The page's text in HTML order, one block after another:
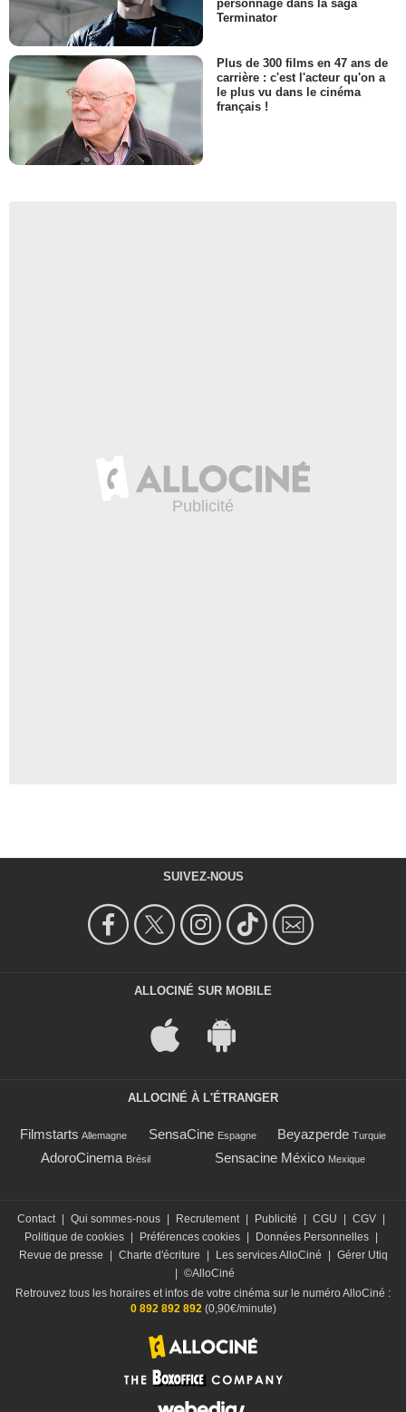
personnage dans la saga
Terminator
Plus de 300 films en 47 ans de
carrière : c'est l'acteur qu'on a
le plus vu dans le cinéma
français !
SUIVEZ-NOUS
ALLOCINÉ SUR MOBILE
ALLOCINÉ À L'ÉTRANGER
Filmstarts Allemagne SensaCine Espagne Beyazperde Turquie
AdoroCinema Brésil Sensacine México Mexique
Contact | Qui sommes-nous | Recrutement | Publicité | CGU | CGV |
Politique de cookies | Préférences cookies | Données Personnelles |
Revue de presse
| Charte d'écriture | Les services AlloCiné | Gérer Utiq
| ©AlloCiné
Retrouvez tous les horaires et infos de votre cinéma sur le numéro AlloCiné :
0 892 892 892 (0,90€/minute)